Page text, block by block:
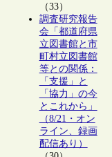
（33）
調査研究報告
会「都道府県
立図書館と市
町村立図書館
等との関係：
「支援」と
「協力」の今
とこれから」
（8/21・オン
ライン、録画
配信あり）